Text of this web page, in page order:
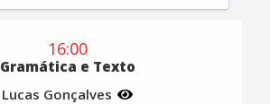
16:00
Gramática e Texto
Lucas Gonçalves